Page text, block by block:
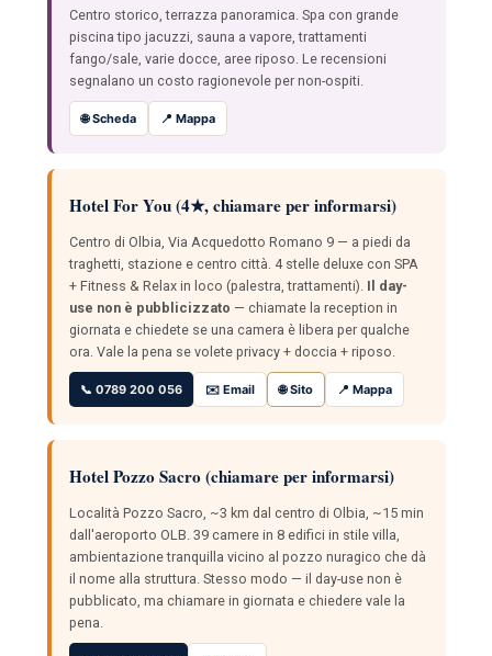
Centro storico, terrazza panoramica. Spa con grande
piscina tipo jacuzzi, sauna a vapore, trattamenti
fango/sale, varie docce, aree riposo. Le recensioni
segnalano un costo ragionevole per non-ospiti.
🌐 Scheda 📍 Mappa
Hotel For You (4★, chiamare per informarsi)
Centro di Olbia, Via Acquedotto Romano 9 — a piedi da
traghetti, stazione e centro città. 4 stelle deluxe con SPA
+ Fitness & Relax in loco (palestra, trattamenti). Il day-
use non è pubblicizzato — chiamate la reception in
giornata e chiedete se una camera è libera per qualche
ora. Vale la pena se volete privacy + doccia + riposo.
📞 0789 200 056 ✉️ Email 🌐 Sito 📍 Mappa
Hotel Pozzo Sacro (chiamare per informarsi)
Località Pozzo Sacro, ~3 km dal centro di Olbia, ~15 min
dall'aeroporto OLB. 39 camere in 8 edifici in stile villa,
ambientazione tranquilla vicino al pozzo nuragico che dà
il nome alla struttura. Stesso modo — il day-use non è
pubblicato, ma chiamare in giornata e chiedere vale la
pena.